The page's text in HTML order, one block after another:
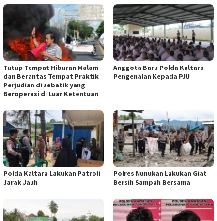
Tutup Tempat Hiburan Malam
dan Berantas Tempat Praktik
Perjudian di sebatik yang
Beroperasi di Luar Ketentuan
Anggota Baru Polda Kaltara
Pengenalan Kepada PJU
Polda Kaltara Lakukan Patroli
Jarak Jauh
Polres Nunukan Lakukan Giat
Bersih Sampah Bersama